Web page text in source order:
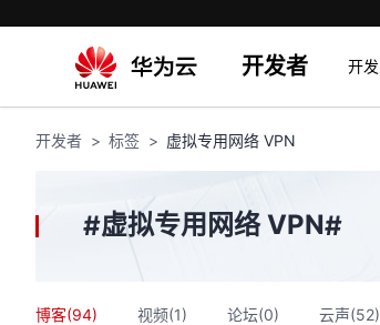
开发者 开发
开发者 标签 虚拟专用网络 VPN
#虚拟专用网络 VPN#
博客(94) 视频(1) 论坛(0) 云声(52)